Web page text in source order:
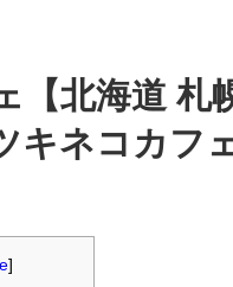
【北海道 札
キネコカフ
]